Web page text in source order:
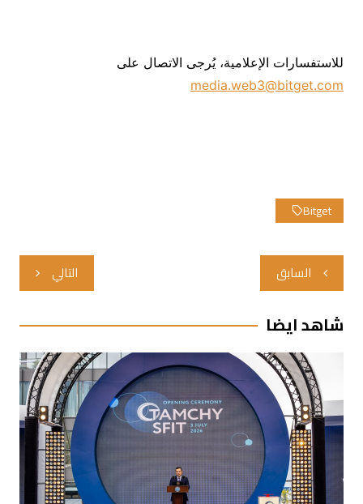
للاستفسارات الإعلامية، يُرجى الاتصال على
media.web3@bitget.com
Bitget
تصفّح
المقالات
السابق التالي
شاهد ايضا